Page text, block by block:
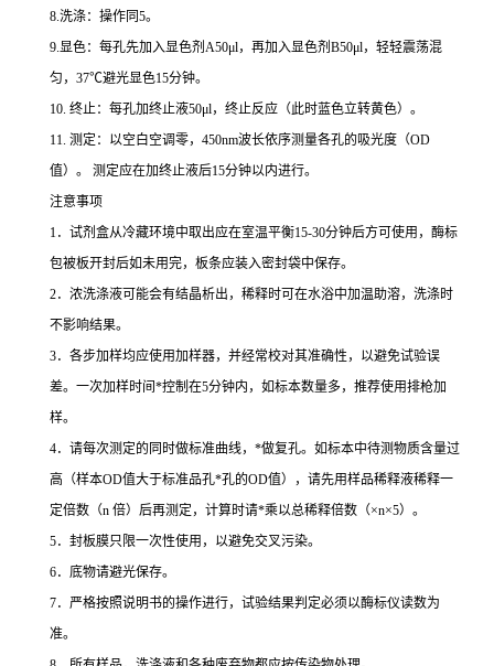
8.洗涤：操作同 5。
9.显色：每孔先加入显色剂 A50μl，再加入显色剂 B50μl，轻轻震荡混
匀， 37℃避光显色15分钟。
10. 终止：每孔加终止液50μl，终止反应（此时蓝色立转黄色）。
11. 测定：以空白空调零， 450nm波长依序测量各孔的吸光度（OD
值）。
测定应在加终止液后15分钟以内进行。
注意事项
1．试剂盒从冷藏环境中取出应在室温平衡15-30分钟后方可使用，酶标
包被板开封后如未用完，板条应装入密封袋中保存。
2．浓洗涤液可能会有结晶析出，稀释时可在水浴中加温助溶，洗涤时
不影响结果。
3．各步加样均应使用加样器，并经常校对其准确性，以避免试验误
差。一次加样时间 *控制在5分钟内，如标本数量多，推荐使用排枪加
样。
4．请每次测定的同时做标准曲线， *做复孔。如标本中待测物质含量过
高（样本OD值大于标准品孔*孔的OD值），请先用样品稀释液稀释一
定倍数（n 倍）后再测定，计算时请*乘以总稀释倍数（×n×5）。
5．封板膜只限一次性使用，以避免交叉污染。
6．底物请避光保存。
7．严格按照说明书的操作进行，试验结果判定必须以酶标仪读数为
准。